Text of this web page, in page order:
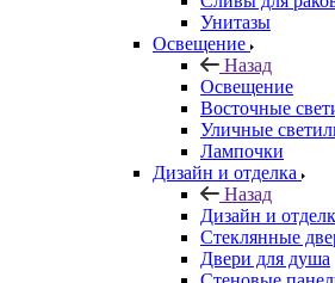
Унитазы
Освещение
Назад
Освещение
Восточные
Уличные
Лампочки
Дизайн и отделка
Назад
Дизайн и
Стеклянные
Двери для душа